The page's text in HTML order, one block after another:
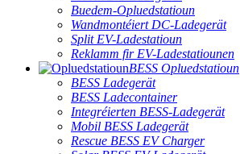
Buedem-Opluedstatioun
Wandmontéiert DC-Ladegerät
Split EV-Ladestatioun
Reklamm fir EV-Ladestatiounen
BESS Opluedstatioun
BESS Ladegerät
BESS Ladecontainer
Integréierten BESS-Ladegerät
Mobil BESS Ladegerät
Rescue BESS EV Charger